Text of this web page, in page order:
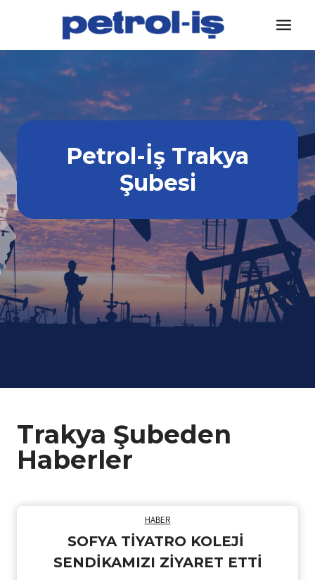
content
Petrol-İş Trakya
Şubesi
Trakya Şubeden
Haberler
HABER
SOFYA TİYATRO KOLEJİ
SENDİKAMIZI ZİYARET ETTİ